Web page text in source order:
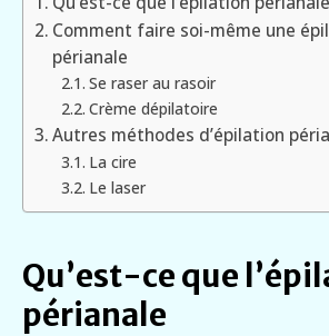
Comment faire soi-même une
périanale
Se raser au rasoir
Crème dépilatoire
Autres méthodes d’épilation
La cire
Le laser
Qu’est-ce que
périanale